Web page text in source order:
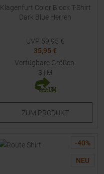
Klagenfurt Color Block T-Shirt
Dark Blue Herren
UVP 59,95 €
35,95 €
Verfügbare Größen:
S | M
ZUM PRODUKT
-40%
NEU